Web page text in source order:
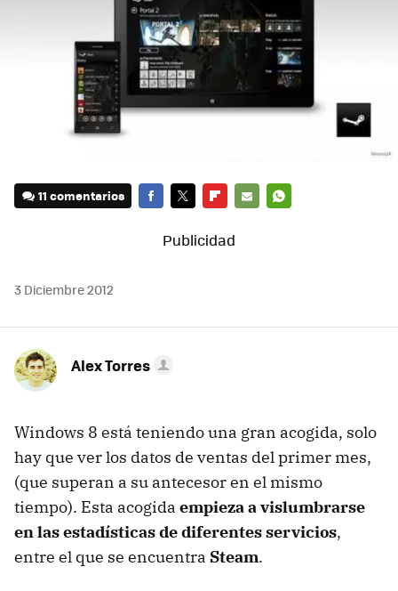
11 comentarios
3 Diciembre 2012
Alex Torres
Windows 8 está teniendo una gran acogida, solo
hay que ver los datos de ventas del primer mes,
(que superan a su antecesor en el mismo
tiempo). Esta acogida empieza a vislumbrarse
en las estadísticas de diferentes servicios,
entre el que se encuentra Steam.